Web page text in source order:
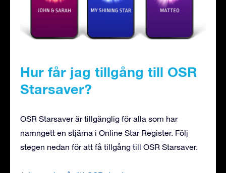
Hur får jag tillgång till OSR
Starsaver?
OSR Starsaver är tillgänglig för alla som har
namngett en stjärna i Online Star Register. Följ
stegen nedan för att få tillgång till OSR Starsaver.